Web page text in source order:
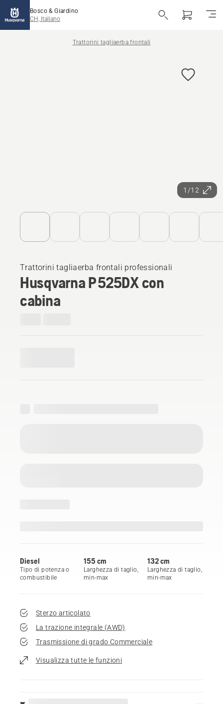
Bosco & Giardino
CH, Italiano
Trattorini tagliaerba frontali
1/12
Trattorini tagliaerba frontali professionali
Husqvarna P 525DX con
cabina
Diesel
Tipo di potenza o
combustibile
155 cm
Larghezza di taglio,
min-max
132 cm
Larghezza di taglio,
min-max
Sterzo articolato
La trazione integrale (AWD)
Trasmissione di grado Commerciale
Visualizza tutte le funzioni